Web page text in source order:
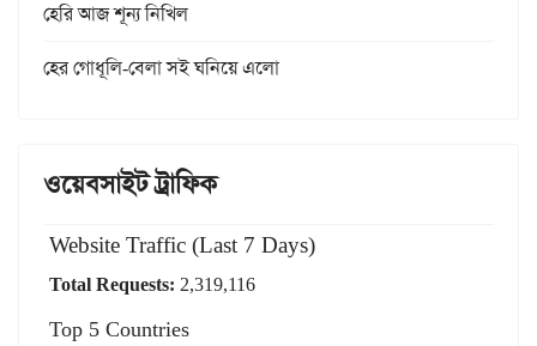
হেরি আজ শূন্য নিখিল
হের গোধূলি-বেলা সই ঘনিয়ে এলো
ওয়েবসাইট ট্রাফিক
Website Traffic (Last 7 Days)
Total Requests: 2,319,116
Top 5 Countries